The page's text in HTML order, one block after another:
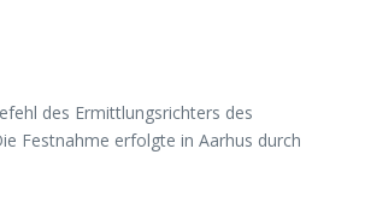
des Ermittlungsrichters des
Festnahme erfolgte in Aarhus durch